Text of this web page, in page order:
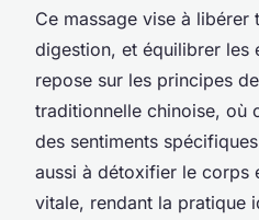
Ce massage vise à libérer
digestion, et équilibrer les
repose sur les principes
traditionnelle chinoise, où
des sentiments
aussi à détoxifier le corps
vitale, rendant la pratique